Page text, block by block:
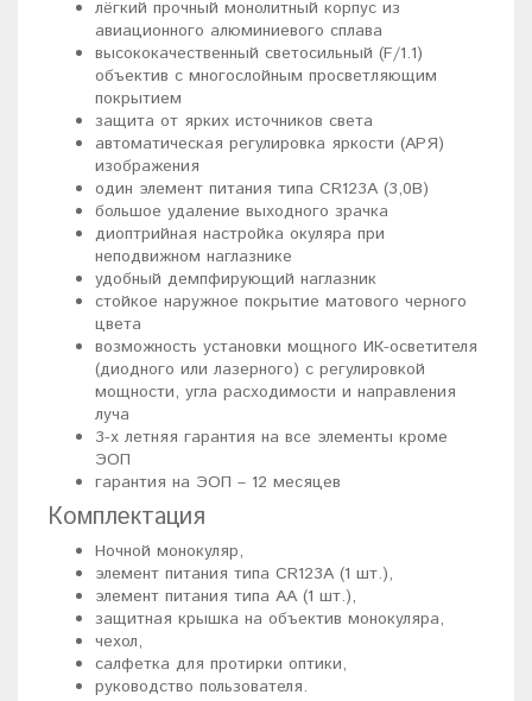
лёгкий прочный монолитный корпус из
авиационного алюминиевого сплава
высококачественный светосильный (F/1.1)
объектив с многослойным просветляющим
покрытием
защита от ярких источников света
автоматическая регулировка яркости (АРЯ)
изображения
один элемент питания типа CR123A (3,0В)
большое удаление выходного зрачка
диоптрийная настройка окуляра при
неподвижном наглазнике
удобный демпфирующий наглазник
стойкое наружное покрытие матового черного
цвета
возможность установки мощного ИК-осветителя
(диодного или лазерного) с регулировкой
мощности, угла расходимости и направления
луча
3-х летняя гарантия на все элементы кроме
ЭОП
гарантия на ЭОП – 12 месяцев
Комплектация
Ночной монокуляр,
элемент питания типа CR123А (1 шт.),
элемент питания типа АА (1 шт.),
защитная крышка на объектив монокуляра,
чехол,
салфетка для протирки оптики,
руководство пользователя.